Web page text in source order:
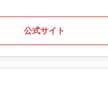
公式サイト